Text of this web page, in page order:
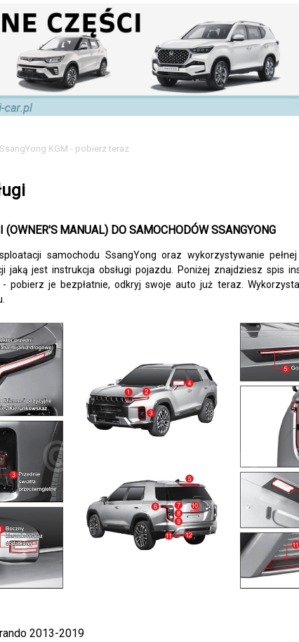
KGM - pobierz teraz
(OWNER'S MANUAL) DO SAMOCHODÓW SSANGYONG
samochodu SsangYong oraz wykorzystywanie
jaką jest instrukcja obsługi pojazdu. Poniżej znajdziesz spis
pobierz je bezpłatnie, odkryj swoje auto już teraz.
2013-2019